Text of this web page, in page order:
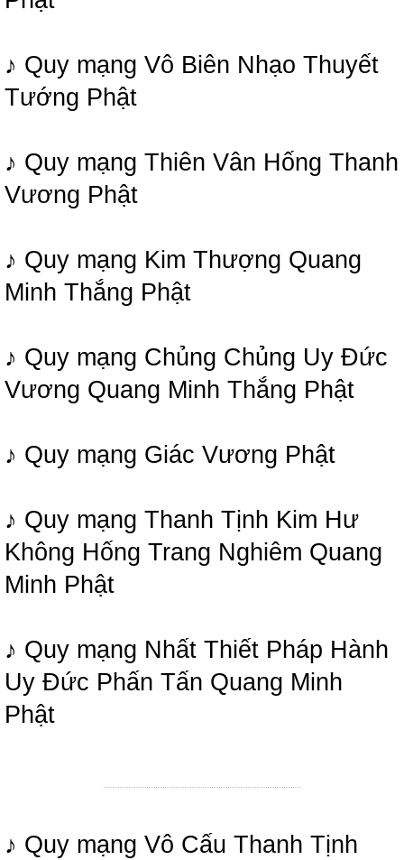
♪ Quy mạng Vô Biên Nhạo Thuyết
Tướng Phật
♪ Quy mạng Thiên Vân Hống Thanh
Vương Phật
♪ Quy mạng Kim Thượng Quang
Minh Thắng Phật
♪ Quy mạng Chủng Chủng Uy Đức
Vương Quang Minh Thắng Phật
♪ Quy mạng Giác Vương Phật
♪ Quy mạng Thanh Tịnh Kim Hư
Không Hống Trang Nghiêm Quang
Minh Phật
♪ Quy mạng Nhất Thiết Pháp Hành
Uy Đức Phấn Tấn Quang Minh
Phật
♪ Quy mạng Vô Cấu Thanh Tịnh